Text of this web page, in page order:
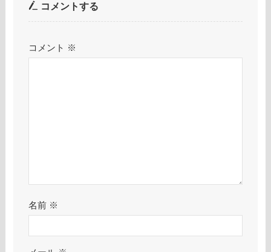
コメントする
コメント ※
名前 ※